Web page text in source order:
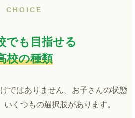
CHOICE
でも目指せる
校の種類
ではありません。お子さんの状態
くつもの選択肢があります。